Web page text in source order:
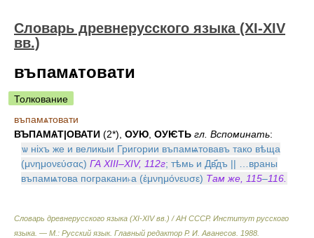
Словарь древнерусского языка (XI-XIV
вв.)
въпамѧтовати
Толкование
въпамѧтовати
ВЪПАМѦТ|ОВАТИ (2*), ОУЮ ОУѤТЬ гл. Вспоминать:
ѡ ніхъ же и великыи Григории въпамѩтовавъ тако вѣща
(μνημονεύσας) ГА XIII–XIV, 112г; тѣмь и Дв҃дъ || …враны
въпамѩтова погракани˫а (ἐμνημόνευσε) Там же, 115–116.
Словарь древнерусского языка (XI-XIV вв.) / АН СССР. Институт русского
языка. — М.: Русский язык. Главный редактор Р. И. Аванесов 1988